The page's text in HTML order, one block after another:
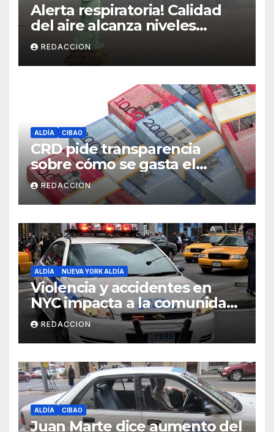
Alerta respiratoria! Calidad
del aire alcanza niveles
peligrosos en NYC
REDACCION
ALDÍA CIBAO
CRD pide transparencia
sobre cómo se gasta el
dinero del Seguro Familiar de
Salud
REDACCION
ALDÍA NUEVA YORK ALDÍA
Violencia y accidentes en
NYC impacta a la comunidad
dominicana
REDACCION
ALDÍA CIBAO
Juan Marte dice aumento del